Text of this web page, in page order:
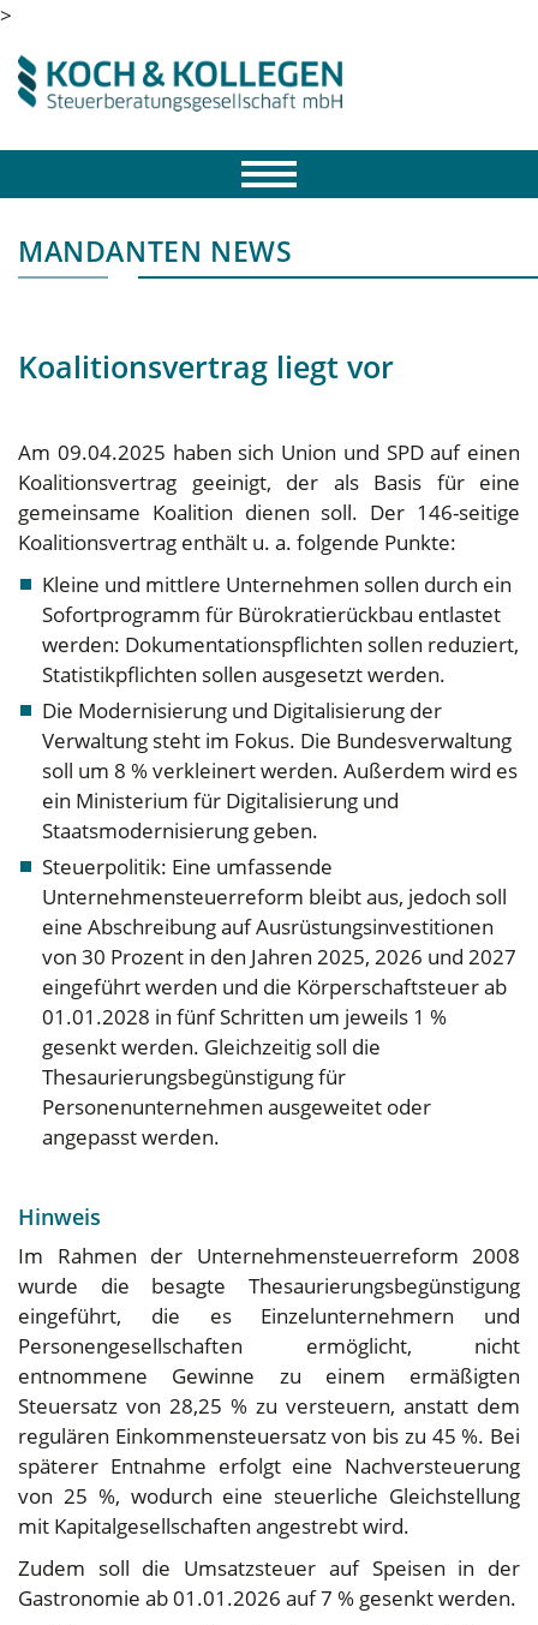
>
MANDANTEN NEWS
Koalitionsvertrag liegt vor
Am 09.04.2025 haben sich Union und SPD auf einen
Koalitionsvertrag geeinigt, der als Basis für eine
gemeinsame Koalition dienen soll. Der 146-seitige
Koalitionsvertrag enthält u. a. folgende Punkte:
Kleine und mittlere Unternehmen sollen durch ein
Sofortprogramm für Bürokratierückbau entlastet
werden: Dokumentationspflichten sollen reduziert,
Statistikpflichten sollen ausgesetzt werden.
Die Modernisierung und Digitalisierung der
Verwaltung steht im Fokus. Die Bundesverwaltung
soll um 8 % verkleinert werden. Außerdem wird es
ein Ministerium für Digitalisierung und
Staatsmodernisierung geben.
Steuerpolitik: Eine umfassende
Unternehmensteuerreform bleibt aus, jedoch soll
eine Abschreibung auf Ausrüstungsinvestitionen
von 30 Prozent in den Jahren 2025, 2026 und 2027
eingeführt werden und die Körperschaftsteuer ab
01.01.2028 in fünf Schritten um jeweils 1 %
gesenkt werden. Gleichzeitig soll die
Thesaurierungsbegünstigung für
Personenunternehmen ausgeweitet oder
angepasst werden.
Hinweis
Im Rahmen der Unternehmensteuerreform 2008
wurde die besagte Thesaurierungsbegünstigung
eingeführt, die es Einzelunternehmern und
Personengesellschaften ermöglicht, nicht
entnommene Gewinne zu einem ermäßigten
Steuersatz von 28,25 % zu versteuern, anstatt dem
regulären Einkommensteuersatz von bis zu 45 %. Bei
späterer Entnahme erfolgt eine Nachversteuerung
von 25 %, wodurch eine steuerliche Gleichstellung
mit Kapitalgesellschaften angestrebt wird.
Zudem soll die Umsatzsteuer auf Speisen in der
Gastronomie ab 01.01.2026 auf 7 % gesenkt werden.